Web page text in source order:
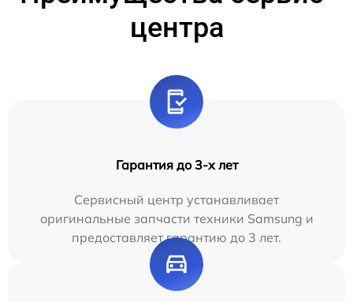
центра
Гарантия до 3-х лет
Сервисный центр устанавливает
оригинальные запчасти техники Samsung и
предоставляет гарантию до 3 лет.